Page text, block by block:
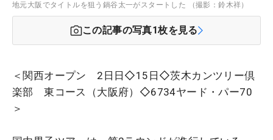
地元大阪でタイトルを狙う鍋谷太一がスタートした （撮影：鈴木祥）
この記事の写真1枚を見る
＜関西オープン 2日日◇15日◇茨木カンツリー倶
楽部 東コース（大阪府）◇6734ヤード・パー70
＞